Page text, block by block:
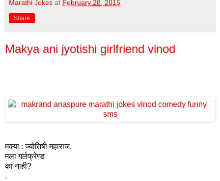
Marathi Jokes at February 28, 2015
Share
Makya ani jyotishi girlfriend vinod
मक्या : ज्योतिषी महाराज,
मला गर्लफ्रेण्ड
का नाही?
.